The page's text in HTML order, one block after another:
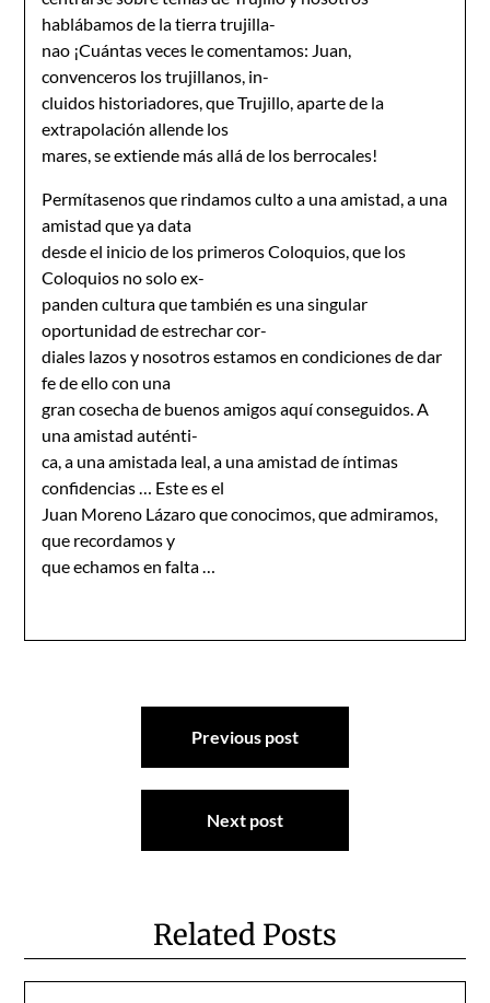
hablábamos de la tierra trujilla-
nao ¡Cuántas veces le comentamos: Juan,
convenceros los trujillanos, in-
cluidos historiadores, que Trujillo, aparte de la
extrapolación allende los
mares, se extiende más allá de los berrocales!
Permítasenos que rindamos culto a una amistad, a una
amistad que ya data
desde el inicio de los primeros Coloquios, que los
Coloquios no solo ex-
panden cultura que también es una singular
oportunidad de estrechar cor-
diales lazos y nosotros estamos en condiciones de dar
fe de ello con una
gran cosecha de buenos amigos aquí conseguidos. A
una amistad auténti-
ca, a una amistada leal, a una amistad de íntimas
confidencias … Este es el
Juan Moreno Lázaro que conocimos, que admiramos,
que recordamos y
que echamos en falta …
Navegación
entradas
Previous post
Next post
Related Posts